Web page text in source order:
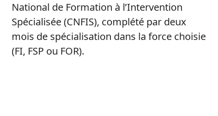
National de Formation à l’Intervention
Spécialisée (CNFIS), complété par deux
mois de spécialisation dans la force choisie
(FI, FSP ou FOR).